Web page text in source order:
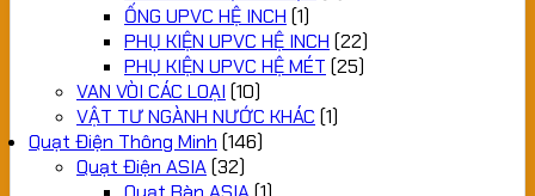
ỐNG UPVC HỆ INCH (1)
PHỤ KIỆN UPVC HỆ INCH (22)
PHỤ KIỆN UPVC HỆ MÉT (25)
VAN VÒI CÁC LOẠI (10)
VẬT TƯ NGÀNH NƯỚC KHÁC (1)
Quạt Điện Thông Minh (146)
Quạt Điện ASIA(32)